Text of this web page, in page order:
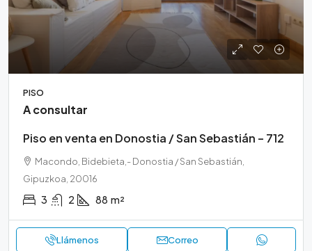
PISO
A consultar
Piso en venta en Donostia / San Sebastián – 712
Macondo, Bidebieta,- Donostia / San Sebastián,
Gipuzkoa, 20016
3 2 88 m²
Llámenos Correo